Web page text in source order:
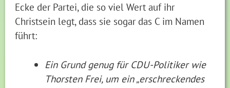
Ecke der Partei, die so viel Wert auf ihr
Christsein legt, dass sie sogar das C im Namen
führt:
Ein Grund genug für CDU-Politiker wie
Thorsten Frei, um ein „erschreckendes